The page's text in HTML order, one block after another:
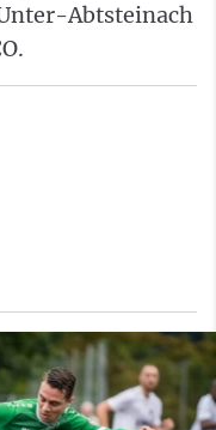
Abtsteinach